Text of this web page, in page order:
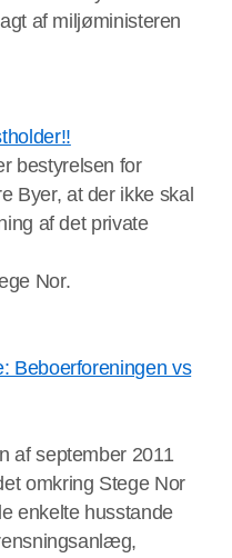
af miljøministeren
bestyrelsen for
Byer, at der ikke skal
af det private
Nor.
Beboerforeningen vs
af september 2011
omkring Stege Nor
enkelte husstande